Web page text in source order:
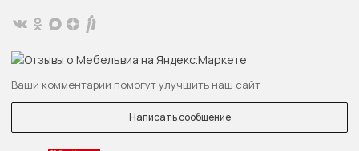
Ваши комментарии помогут улучшить наш сайт
Написать сообщение